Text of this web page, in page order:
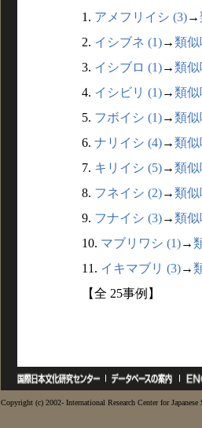
1. アメフリイシ (3)→
2. イシブネ (1)→類
3. イシブロ (1)→類
4. イシビリ (1)→類
5. フボイシ (1)→類
6. ナリイシ (4)→類
7. キリイシ (5)→類
8. フネイシ (2)→類
9. フナイシ (3)→類
10. マブリワシ (1)→
11. イキマブリ (3)→
【全 25事例】
Copyright (c) 2002- International Research Center for